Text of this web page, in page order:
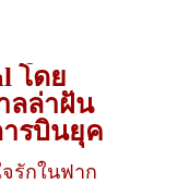
โดย
ลล่าฝัน
รบินยุค
รักในฟาก